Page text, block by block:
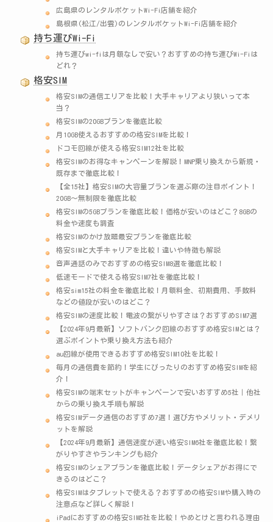
広島県のレンタルポケットWi-Fi店舗を紹介
島根県(松江/出雲)のレンタルポケットWi-Fi店舗を紹介
持ち運びWi-Fi
持ち運びwi-fiは月額なしで安い？おすすめの持ち運びWi-Fiは
どれ？
格安SIM
格安SIMの通信エリアを比較！大手キャリアより狭いって本
当？
格安SIMの20GBプランを徹底比較
月10GB使えるおすすめの格安SIMを比較！
ドコモ回線が使える格安SIM12社を比較
格安SIMのお得なキャンペーンを解説！MNP乗り換えから新規・
既存まで徹底比較！
【全15社】格安SIMの大容量プランを選ぶ際の注目ポイント！
20GB〜無制限を徹底比較
格安SIMの5GBプランを徹底比較！価格が安いのはどこ？8GBの
料金や速度も調査
格安SIMのかけ放題最安プランを徹底比較
格安SIMと大手キャリアを比較！違いや特徴も解説
音声通話のみでおすすめの格安SIM8選を徹底比較！
低速モードで使える格安SIM7社を徹底比較！
格安sim15社の料金を徹底比較！月額料金、初期費用、手数料
などの値段が安いのはどこ？
格安SIMの速度比較！電波の繋がりやすさは？おすすめSIM7選
【2024年9月最新】ソフトバンク回線のおすすめ格安SIMとは？
選ぶポイントや乗り換え方法も紹介
au回線が使用できるおすすめ格安SIM10社を比較！
毎月の通信費を節約！学生にぴったりのおすすめ格安SIMを紹
介！
格安SIMの端末セットがキャンペーンで安いおすすめ5社｜他社
からの乗り換え手順も解説
格安SIMデータ通信のおすすめ7選！選び方やメリット・デメリ
ットを解説
【2024年9月最新】通信速度が速い格安SIM6社を徹底比較！繋
がりやすさやランキングも紹介
格安SIMのシェアプランを徹底比較！データシェアがお得にで
きるのはどこ？
格安SIMはタブレットで使える？おすすめの格安SIMや購入時の
注意点など詳しく解説！
iPadにおすすめの格安SIM5社を比較！やめとけと言われる理由